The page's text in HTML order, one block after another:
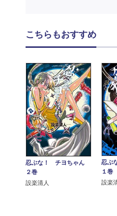
こちらもおすすめ
忍ぶな！ チヨちゃん
２巻
設楽清人
忍ぶ
１巻
設楽